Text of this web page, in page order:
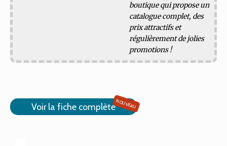
boutique qui propose un
catalogue complet, des
prix attractifs et
régulièrement de jolies
promotions !
Voir la fiche complèteNOUVEAU